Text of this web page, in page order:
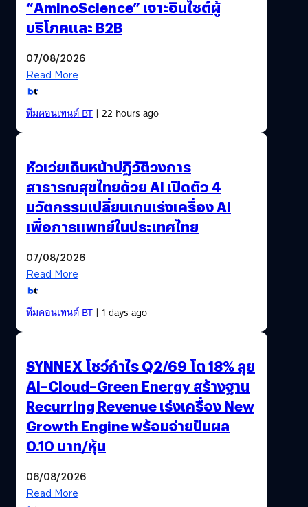
“AminoScience” เจาะอินไซต์ผู้
บริโภคและ B2B
07/08/2026
Read More
ทีมคอนเทนต์ BT| 22 hours ago
หัวเว่ยเดินหน้าปฏิวัติวงการ
สาธารณสุขไทยด้วย AI เปิดตัว 4
นวัตกรรมเปลี่ยนเกมเร่งเครื่อง AI
เพื่อการแพทย์ในประเทศไทย
07/08/2026
Read More
ทีมคอนเทนต์ BT| 1 days ago
SYNNEX โชว์กำไร Q2/69 โต 18% ลุย
AI–Cloud–Green Energy สร้างฐาน
Recurring Revenue เร่งเครื่อง New
Growth Engine พร้อมจ่ายปันผล
0.10 บาท/หุ้น
06/08/2026
Read More